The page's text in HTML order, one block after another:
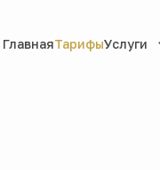
ГлавнаяТарифыУслуги